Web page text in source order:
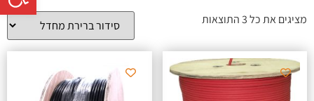
מציגים את כל ⁦3⁩ התוצאות